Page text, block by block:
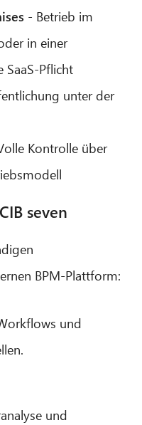
- Betrieb im
in einer
SaaS-Pflicht
unter der
Kontrolle über
seven
BPM-Plattform:
und
und